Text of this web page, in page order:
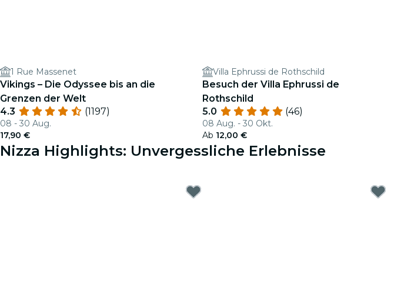
1 Rue Massenet
Vikings – Die Odyssee bis an die
Grenzen der Welt
4.3
(1197)
08 - 30 Aug.
17,90 €
Villa Ephrussi de Rothschild
Besuch der Villa Ephrussi de
Rothschild
5.0
(46)
08 Aug. - 30 Okt.
Ab 12,00 €
Nizza Highlights: Unvergessliche Erlebnisse